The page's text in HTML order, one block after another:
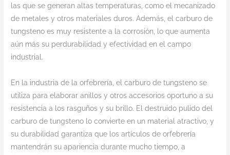
las que se generan altas temperaturas, como el mecanizado
de metales y otros materiales duros. Además, el carburo de
tungsteno es muy resistente a la corrosión, lo que aumenta
aún más su perdurabilidad y efectividad en el campo
industrial.
En la industria de la orfebrería, el carburo de tungsteno se
utiliza para elaborar anillos y otros accesorios oportuno a su
resistencia a los rasguños y su brillo. El destruido pulido del
carburo de tungsteno lo convierte en un material atractivo, y
su durabilidad garantiza que los artículos de orfebrería
mantendrán su apariencia durante mucho tiempo, a